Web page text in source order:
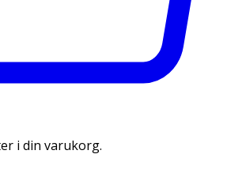
i din varukorg.